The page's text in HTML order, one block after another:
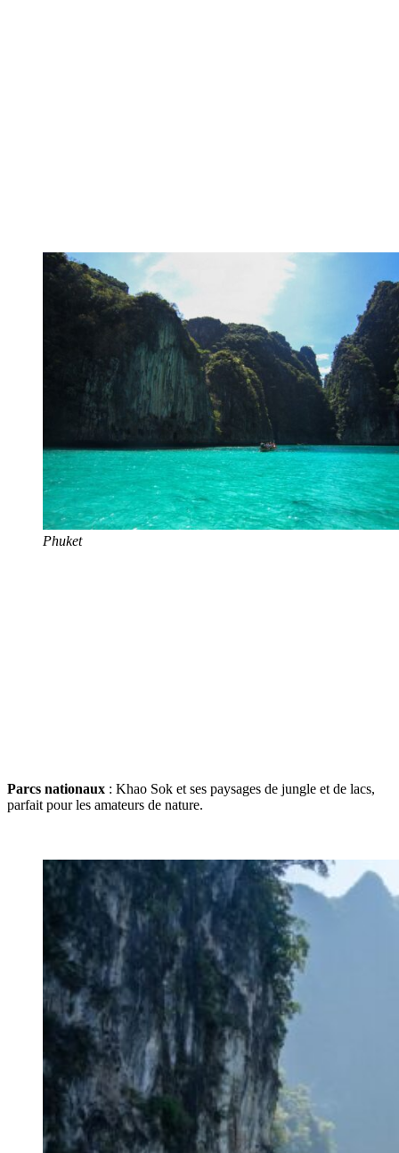
Phuket
Parcs nationaux : Khao Sok et ses paysages de jungle et de lacs,
parfait pour les amateurs de nature.